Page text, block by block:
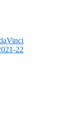
22